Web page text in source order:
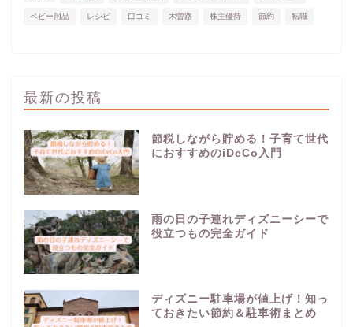
ベビー用品 レシピ 口コミ 木曽路 株主優待 節約 転職
最新の投稿
節税しながら貯める！子育て世代
におすすめのiDeCo入門
雨の日の子連れディズニーシーで
役立つもの完全ガイド
ディズニー駐車場が値上げ！知っ
ておきたい節約＆駐車術まとめ